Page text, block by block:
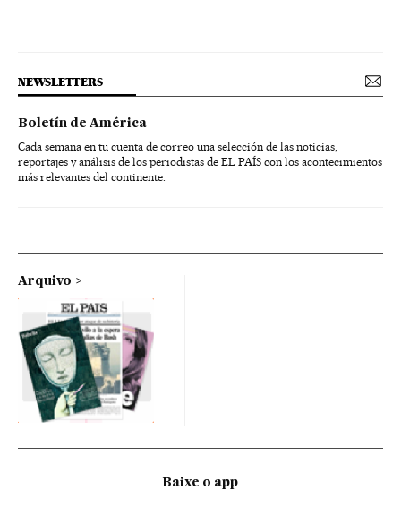
NEWSLETTERS
Boletín de América
Cada semana en tu cuenta de correo una selección de las noticias,
reportajes y análisis de los periodistas de EL PAÍS con los acontecimientos
más relevantes del continente.
Arquivo
Baixe o app